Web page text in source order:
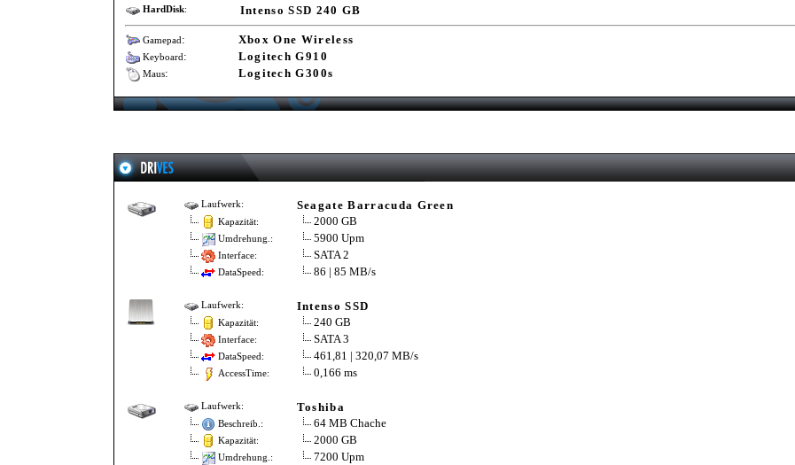
HardDisk: Intenso SSD 240 GB
Gamepad: Xbox One Wireless
Keyboard: Logitech G910
Maus: Logitech G300s
Laufwerk: Seagate Barracuda Green
Kapazität: 2000 GB
Umdrehung.: 5900 Upm
Interface: SATA 2
DataSpeed: 86 | 85 MB/s
Laufwerk: Intenso SSD
Kapazität: 240 GB
Interface: SATA 3
DataSpeed: 461,81 | 320,07 MB/s
AccessTime: 0,166 ms
Laufwerk: Toshiba
Beschreib.: 64 MB Chache
Kapazität: 2000 GB
Umdrehung.: 7200 Upm